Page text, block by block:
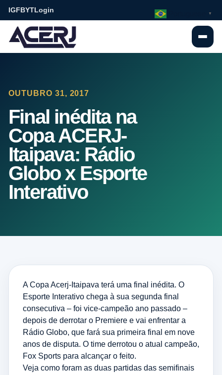
IGFBYTLogin
OUTUBRO 31, 2017
Final inédita na
Copa ACERJ-
Itaipava: Rádio
Globo x Esporte
Interativo
A Copa Acerj-Itaipava terá uma final inédita. O
Esporte Interativo chega à sua segunda final
consecutiva – foi vice-campeão ano passado –
depois de derrotar o Premiere e vai enfrentar a
Rádio Globo, que fará sua primeira final em nove
anos de disputa. O time derrotou o atual campeão,
Fox Sports para alcançar o feito.
Veja como foram as duas partidas das semifinais
▼